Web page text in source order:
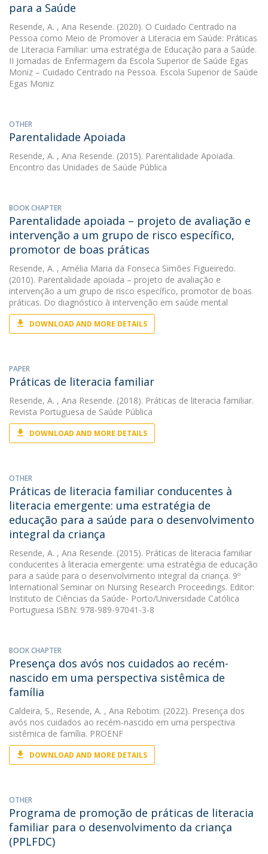
para a Saúde
Resende, A. , Ana Resende. (2020). O Cuidado Centrado na
Pessoa como Meio de Promover a Literacia em Saúde: Práticas
de Literacia Familiar: uma estratégia de Educação para a Saúde.
II Jornadas de Enfermagem da Escola Superior de Saúde Egas
Moniz – Cuidado Centrado na Pessoa. Escola Superior de Saúde
Egas Moniz
OTHER
Parentalidade Apoiada
Resende, A. , Ana Resende. (2015). Parentalidade Apoiada.
Encontro das Unidades de Saúde Pública
BOOK CHAPTER
Parentalidade apoiada – projeto de avaliação e
intervenção a um grupo de risco específico,
promotor de boas práticas
Resende, A. , Amélia Maria da Fonseca Simões Figueiredo.
(2010). Parentalidade apoiada – projeto de avaliação e
intervenção a um grupo de risco específico, promotor de boas
práticas. Do diagnóstico à intervenção em saúde mental
DOWNLOAD AND MORE DETAILS
PAPER
Práticas de literacia familiar
Resende, A. , Ana Resende. (2018). Práticas de literacia familiar.
Revista Portuguesa de Saúde Pública
DOWNLOAD AND MORE DETAILS
OTHER
Práticas de literacia familiar conducentes à
literacia emergente: uma estratégia de
educação para a saúde para o desenvolvimento
integral da criança
Resende, A. , Ana Resende. (2015). Práticas de literacia familiar
conducentes à literacia emergente: uma estratégia de educação
para a saúde para o desenvolvimento integral da criança. 9º
International Seminar on Nursing Research Proceedings. Editor:
Instituto de Ciências da Saúde- Porto/Universidade Católica
Portuguesa ISBN: 978-989-97041-3-8
BOOK CHAPTER
Presença dos avós nos cuidados ao recém-
nascido em uma perspectiva sistêmica de
família
Caldeira, S., Resende, A. , Ana Rebotim. (2022). Presença dos
avós nos cuidados ao recém-nascido em uma perspectiva
sistêmica de família. PROENF
DOWNLOAD AND MORE DETAILS
OTHER
Programa de promoção de práticas de literacia
familiar para o desenvolvimento da criança
(PPLFDC)